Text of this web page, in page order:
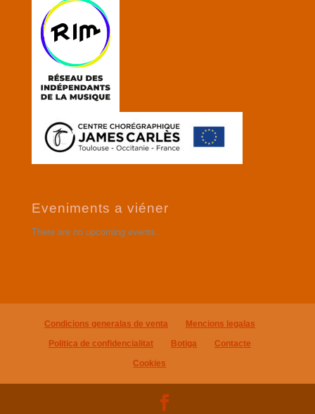
Eveniments a viéner
There are no upcoming events.
Condicions generalas de venta
Mencions legalas
Politica de confidencialitat
Botiga
Contacte
Cookies